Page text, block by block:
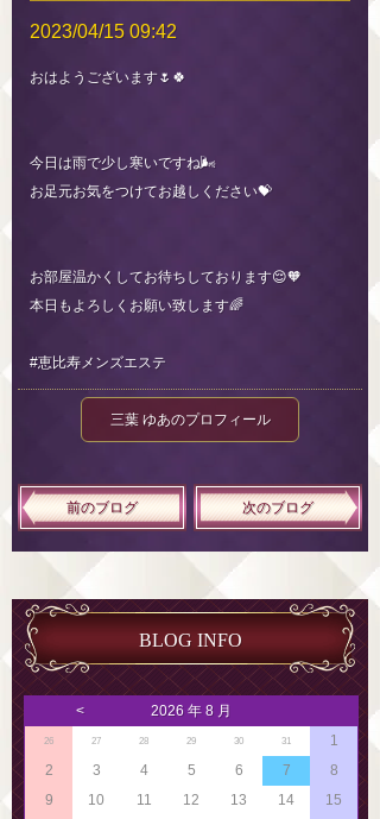
2023/04/15 09:42
おはようございます🌷🍀
今日は雨で少し寒いですね🌬
お足元お気をつけてお越しください💝
お部屋温かくしてお待ちしております😌🧡
本日もよろしくお願い致します🌈
#恵比寿メンズエステ
三葉 ゆあのプロフィール
前のブログ 次のブログ
BLOG INFO
< 2026 年 8 月
26 27 28 29 30 31
1
2
3 4 5 6 7
8
9
10 11 12 13 14
15